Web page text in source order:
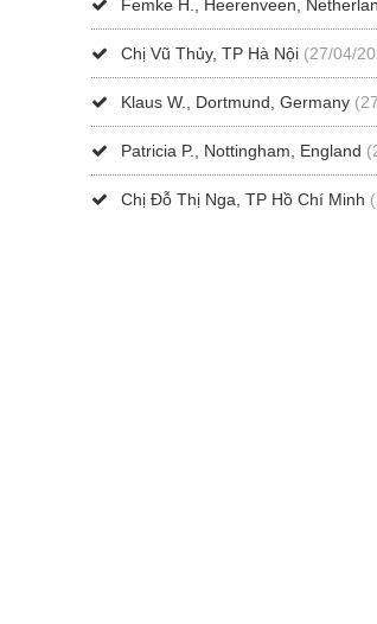
Femke H., Heerenveen,
Chị Vũ Thủy, TP Hà Nội (27/04/
Klaus W., Dortmund, Germany
Patricia P., Nottingham, England
Chị Đỗ Thị Nga, TP Hồ Chí Minh